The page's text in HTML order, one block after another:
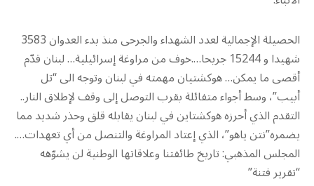
الحصيلة الإجمالية لعدد الشهداء والجرحى منذ بدء العدوان 3583
شهيدا و 15244 جريحا….خوف من مراوغة إسرائيلية… لبنان قدّم
أقصى ما يمكن… هوكشتيان مهمته في لبنان وتوجه الى “تل
أبيب”، وسط أجواء متفائلة بقرب التوصل إلى وقف لإطلاق النار..
التقدم الذي أحرزه هوكشتاين في لبنان يقابله قلق وحذر شديد مما
يضمره”نتن ياهو”، الذي إعتاد المراوغة والتنصل من أي تعهدات….
المجلس المذهبي: تاريخ طائفتنا وعلاقاتها الوطنية لن يشوّهه
“تقرير فتنة”